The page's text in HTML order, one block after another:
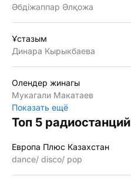
Әбдiжаппар Әлқожа
Ұстазым
Динара Кырыкбаева
Олендер жинагы
Мукагали Макатаев
Показать ещё
Топ 5 радиостанций
Европа Плюс Казахстан
dance disco pop